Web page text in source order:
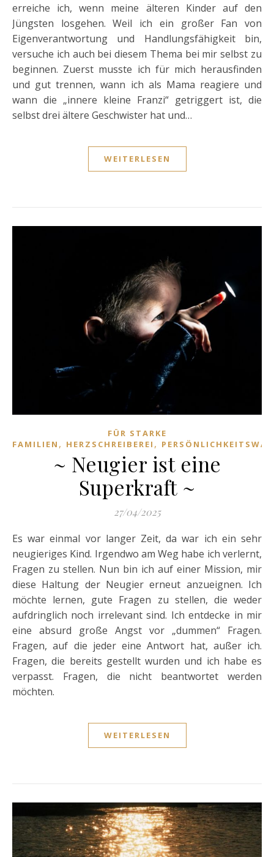
erreiche ich, wenn meine älteren Kinder auf den
Jüngsten losgehen. Weil ich ein großer Fan von
Eigenverantwortung und Handlungsfähigkeit bin,
versuche ich auch bei diesem Thema bei mir selbst zu
beginnen. Zuerst musste ich für mich herausfinden
und gut trennen, wann ich als Mama reagiere und
wann die „innere kleine Franzi“ getriggert ist, die
selbst drei ältere Geschwister hat und…
WEITERLESEN
FÜR STARKE
FAMILIEN , HERZSCHREIBEREI ,
~ Neugier ist eine
Superkraft ~
27/04/2025
Es war einmal vor langer Zeit, da war ich ein sehr
neugieriges Kind. Irgendwo am Weg habe ich verlernt,
Fragen zu stellen. Nun bin ich auf einer Mission, mir
diese Haltung der Neugier erneut anzueignen. Ich
möchte lernen, gute Fragen zu stellen, die weder
aufdringlich noch irrelevant sind. Ich entdecke in mir
eine absurd große Angst vor „dummen“ Fragen.
Fragen, auf die jeder eine Antwort hat, außer ich.
Fragen, die bereits gestellt wurden und ich habe es
verpasst. Fragen, die nicht beantwortet werden
möchten.
WEITERLESEN